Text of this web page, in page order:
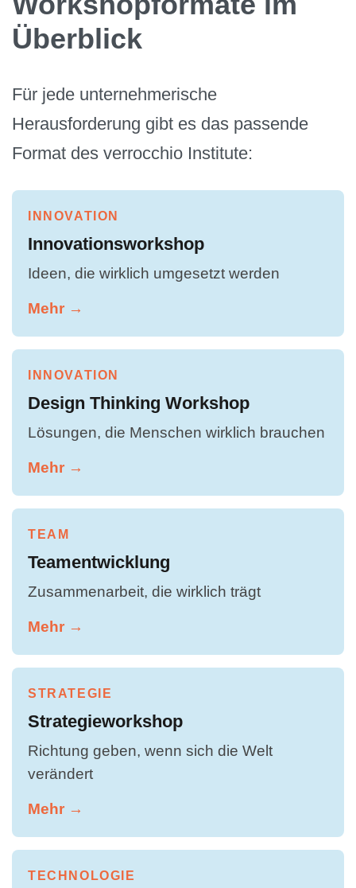
Überblick
Für jede unternehmerische
Herausforderung gibt es das passende
Format des verrocchio Institute:
INNOVATION
Innovationsworkshop
Ideen, die wirklich umgesetzt werden
Mehr →
INNOVATION
Design Thinking Workshop
Lösungen, die Menschen wirklich brauchen
Mehr →
TEAM
Teamentwicklung
Zusammenarbeit, die wirklich trägt
Mehr →
STRATEGIE
Strategieworkshop
Richtung geben, wenn sich die Welt
verändert
Mehr →
TECHNOLOGIE